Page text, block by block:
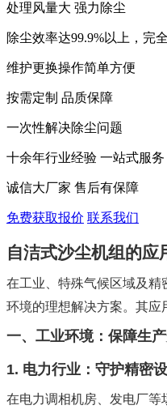
处理风量大 强力除尘
除尘效率达99.9%以上，完
维护更换操作简单方便
按需定制 品质保障
一次性解决除尘问题
十余年行业经验 一站式服务
诚信大厂家 售后有保障
免费获取报价 联系我们
自洁式沙尘机组的
在工业、特殊气候区域及
环境的理想解决方案。其应
一、工业环境：保障生
1. 电力行业：守护精密
在电力调相机房、发电厂